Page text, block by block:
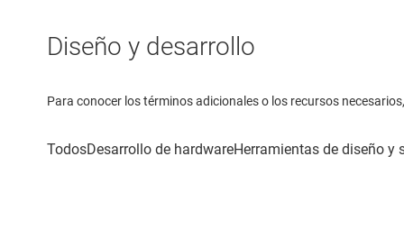
Diseño y desarrollo
Para conocer los términos adicionales o los recursos